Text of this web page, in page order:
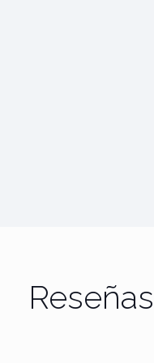
Reseñas